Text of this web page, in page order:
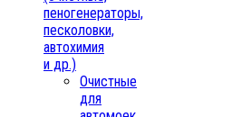
пеногенераторы,
песколовки,
автохимия
и др.)
Очистные
для